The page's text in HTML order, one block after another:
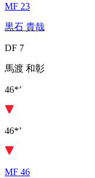
MF 23
黒石 貴哉
DF 7
馬渡 和彰
46*’
46*’
MF 46